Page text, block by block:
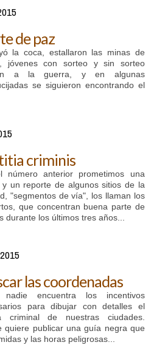
de paz
la coca, estallaron las minas de
jóvenes con sorteo y sin sorteo
a la guerra, y en algunas
se siguieron encontrando el
criminis
número anterior prometimos una
y un reporte de algunos sitios de la
"segmentos de vía", los llaman los
que concentran buena parte de
durante los últimos tres años...
las coordenadas
nadie encuentra los incentivos
para dibujar con detalles el
criminal de nuestras ciudades.
quiere publicar una guía negra que
y las horas peligrosas...